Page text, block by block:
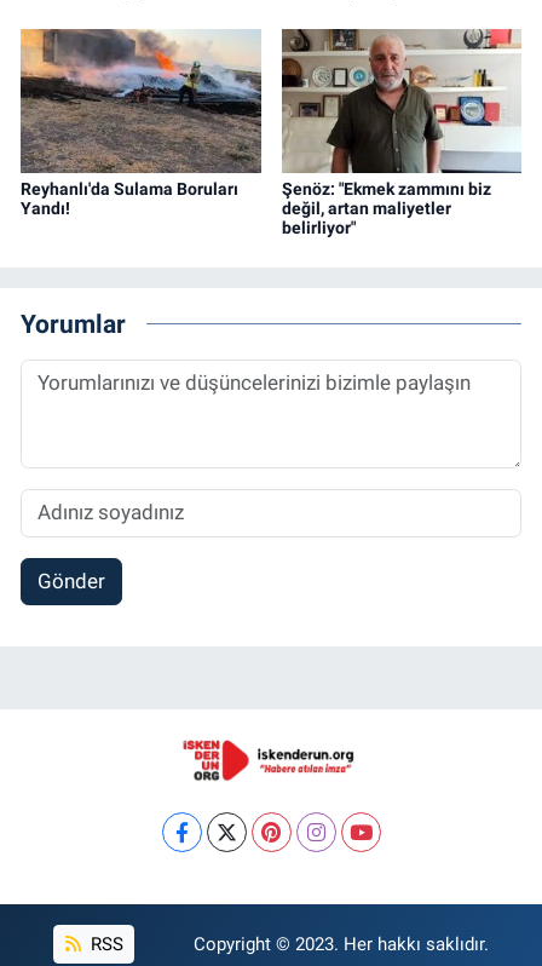
Reyhanlı'da Sulama Boruları
Yandı!
Şenöz: "Ekmek zammını biz
değil, artan maliyetler
belirliyor"
Yorumlar
Gönder
RSS Copyright © 2023. Her hakkı saklıdır.